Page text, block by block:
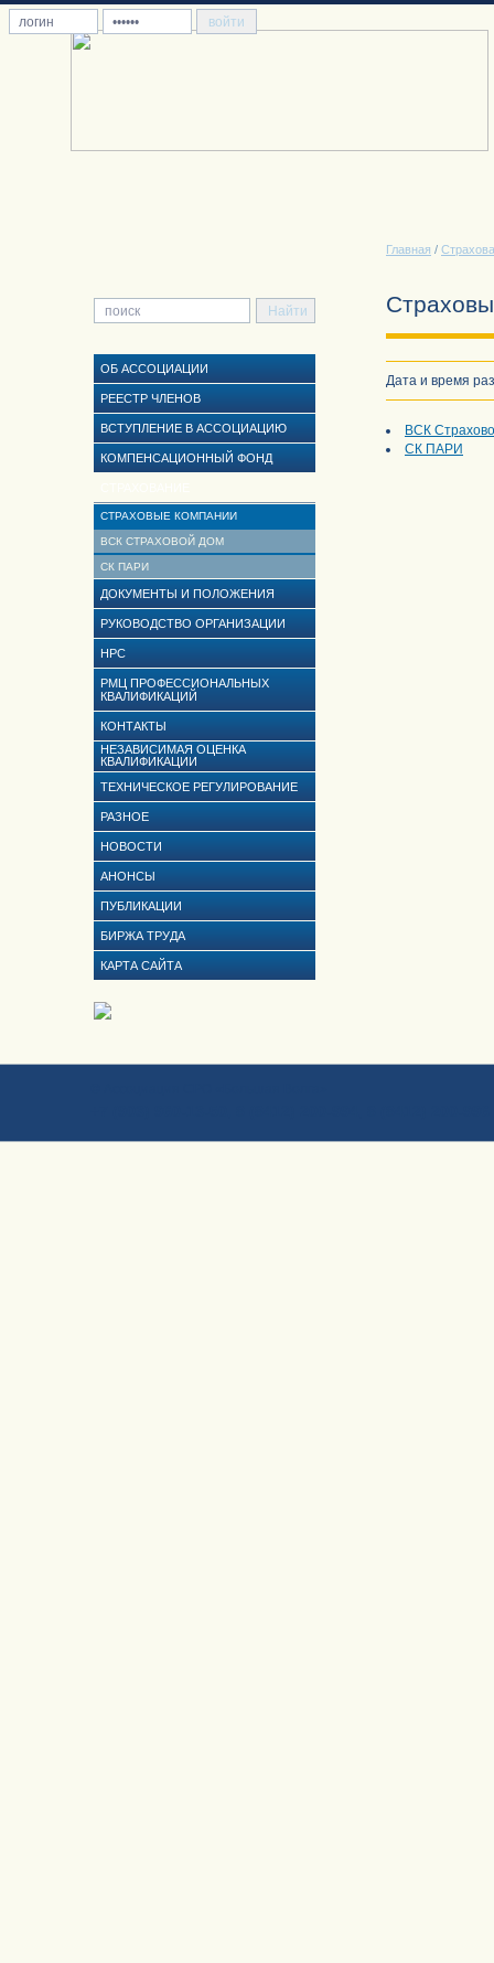
Главная /
ОБ АССОЦИАЦИИ
РЕЕСТР ЧЛЕНОВ
ВСТУПЛЕНИЕ В АССОЦИАЦИЮ
КОМПЕНСАЦИОННЫЙ ФОНД
СТРАХОВЫЕ КОМПАНИИ
ВСК СТРАХОВОЙ ДОМ
СК ПАРИ
ДОКУМЕНТЫ И ПОЛОЖЕНИЯ
РУКОВОДСТВО ОРГАНИЗАЦИИ
НРС
РМЦ ПРОФЕССИОНАЛЬНЫХ
КВАЛИФИКАЦИЙ
КОНТАКТЫ
НЕЗАВИСИМАЯ ОЦЕНКА
КВАЛИФИКАЦИИ
ТЕХНИЧЕСКОЕ РЕГУЛИРОВАНИЕ
РАЗНОЕ
НОВОСТИ
АНОНСЫ
ПУБЛИКАЦИИ
БИРЖА ТРУДА
КАРТА САЙТА
Дата и время
ВСК
СК ПАРИ